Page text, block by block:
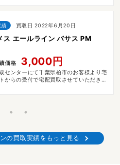
績 買取日 2022年6月20日
ス エールライン バサス PM
価格 3,000円
センターにて千葉県柏市のお客様より宅
からの受付で宅配買取させていただきま
の買取実績をもっと見る